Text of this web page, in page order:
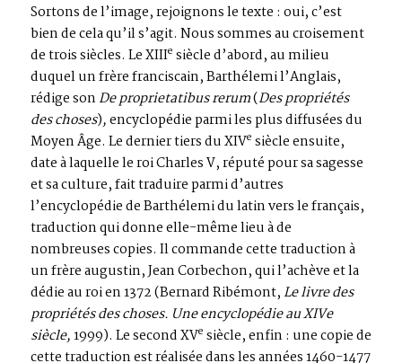
Sortons de l’image, rejoignons le texte : oui, c’est
bien de cela qu’il s’agit. Nous sommes au croisement
de trois siècles. Le XIIIe siècle d’abord, au milieu
duquel un frère franciscain, Barthélemi l’Anglais,
rédige sonDe proprietatibus rerum(Des propriétés
des choses),encyclopédie parmi les plus diffusées du
Moyen Âge. Le dernier tiers du XIVe siècle ensuite,
date à laquelle le roi Charles V, réputé pour sa sagesse
et sa culture, fait traduire parmi d’autres
l’encyclopédie de Barthélemi du latin vers le français,
traduction qui donne elle-même lieu à de
nombreuses copies. Il commande cette traduction à
un frère augustin, Jean Corbechon, qui l’achève et la
dédie au roi en 1372 (Bernard Ribémont,Le livre des
propriétés des choses. Une encyclopédie au XIVe
siècle,1999). Le second XVe siècle, enfin : une copie de
cette traduction est réalisée dans les années 1460-1477